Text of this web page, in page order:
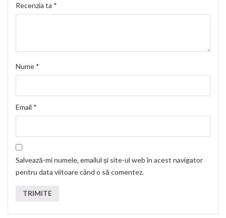
Recenzia ta *
Nume *
Email *
Salvează-mi numele, emailul și site-ul web în acest navigator
pentru data viitoare când o să comentez.